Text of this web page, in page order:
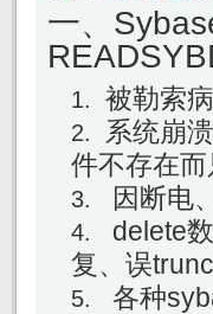
一、
被勒索
系统崩
件不存在
因断电
delete
复、误
各种